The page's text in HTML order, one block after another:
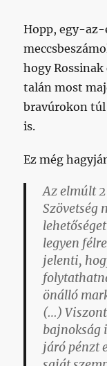
Hopp, egy-
hogy Rossinak
talán most
bravúrokon
is.
Ez még
Az elmúlt
Szövetség
legyen
jelenti,
önálló
(…)
bajnokság
járó pénzt